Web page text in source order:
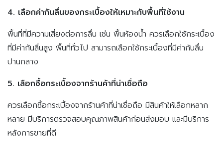
4. เลือกค่ากันลื่นของกระเบื้องให้เหมาะกับพื้นที่ใช้งาน
พื้นที่ที่มีความเสี่ยงต่อการลื่น เช่น พื้นห้องน้ำ ควรเลือกใช้กระเบื้อง
ที่มีค่ากันลื่นสูง พื้นที่ทั่วไป สามารถเลือกใช้กระเบื้องที่มีค่ากันลื่น
ปานกลาง
5. เลือกซื้อกระเบื้องจากร้านค้าที่น่าเชื่อถือ
ควรเลือกซื้อกระเบื้องจากร้านค้าที่น่าเชื่อถือ มีสินค้าให้เลือกหลาก
หลาย มีบริการตรวจสอบคุณภาพสินค้าก่อนส่งมอบ และมีบริการ
หลังการขายที่ดี